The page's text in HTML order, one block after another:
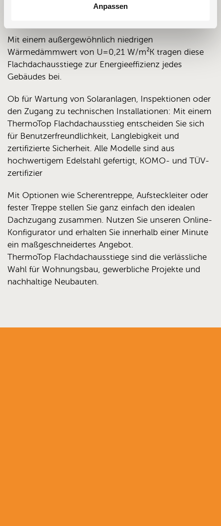
Anpassen
Wärmeverlust auf ein Minimum
Mit einem außergewöhnlich niedrigen
Wärmedämmwert von U=0,21 W/m²K tragen diese
Flachdachausstiege zur Energieeffizienz jedes
Gebäudes bei.
Ob für Wartung von Solaranlagen, Inspektionen oder
den Zugang zu technischen Installationen: Mit einem
ThermoTop Flachdachausstieg entscheiden Sie sich
für Benutzerfreundlichkeit, Langlebigkeit und
zertifizierte Sicherheit. Alle Modelle sind aus
hochwertigem Edelstahl gefertigt, KOMO- und TÜV-
zertifizier
Mit Optionen wie Scherentreppe, Aufsteckleiter oder
fester Treppe stellen Sie ganz einfach den idealen
Dachzugang zusammen. Nutzen Sie unseren Online-
Konfigurator und erhalten Sie innerhalb einer Minute
ein maßgeschneidertes Angebot.
ThermoTop Flachdachausstiege sind die verlässliche
Wahl für Wohnungsbau, gewerbliche Projekte und
nachhaltige Neubauten.